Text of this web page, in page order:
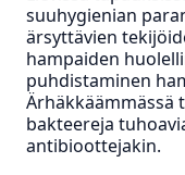
suuhygienian
ärsyttävien
hampaiden
puhdistaminen
Ärhäkkäämmässä
bakteereja
antibioottejakin.